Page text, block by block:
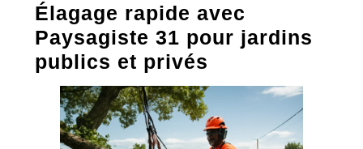
Élagage rapide avec
Paysagiste 31 pour jardins
publics et privés